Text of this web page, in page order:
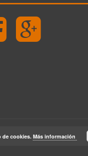
Facebook
Google
de cookies.Más información